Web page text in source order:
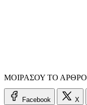
ΜΟΙΡΑΣΟΥ ΤΟ ΑΡΘΡΟ
Facebook X